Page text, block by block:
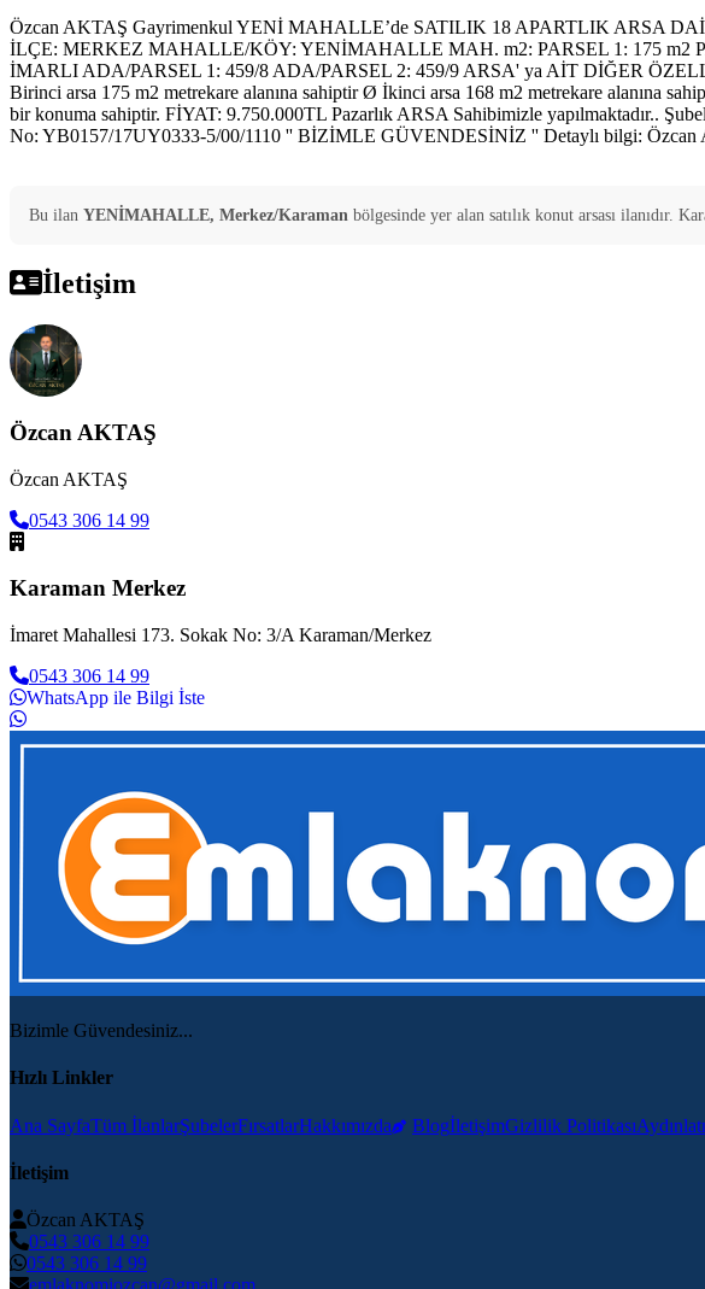
Özcan AKTAŞ Gayrimenkul YENİ MAHALLE’de SATILIK 18 APARTLIK ARSA
İLÇE: MERKEZ MAHALLE/KÖY: YENİMAHALLE MAH. m2: PARSEL 1: 175
İMARLI ADA/PARSEL 1: 459/8 ADA/PARSEL 2: 459/9 ARSA' ya AİT DİĞER
Birinci arsa 175 m2 metrekare alanına sahiptir Ø İkinci arsa 168 m2 metrekare alanına
bir konuma sahiptir. FİYAT: 9.750.000TL Pazarlık ARSA Sahibimizle yapılmaktadır..
No: YB0157/17UY0333-5/00/1110 '' BİZİMLE GÜVENDESİNİZ '' Detaylı bilgi: Özcan
Bu ilan YENİMAHALLE, Merkez/Karaman bölgesinde yer alan satılık konut arsası ilanıdır.
İletişim
Özcan AKTAŞ
Özcan AKTAŞ
0543 306 14 99
Karaman Merkez
İmaret Mahallesi 173. Sokak No: 3/A Karaman/Merkez
0543 306 14 99
WhatsApp ile Bilgi İste
Bizimle Güvendesiniz...
Hızlı Linkler
Ana SayfaTüm İlanlarŞubelerFırsatlarHakkımızda BlogİletişimGizlilik Politikası
İletişim
Özcan AKTAŞ
0543 306 14 99
0543 306 14 99